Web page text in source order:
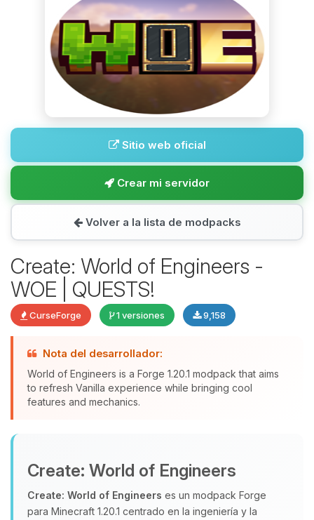
Sitio web oficial
Crear mi servidor
Volver a la lista de modpacks
Create: World of Engineers -
WOE | QUESTS!
CurseForge 1 versiones 9,158
Nota del desarrollador:
World of Engineers is a Forge 1.20.1 modpack that aims
to refresh Vanilla experience while bringing cool
features and mechanics.
Create: World of Engineers
Create: World of Engineers es un modpack Forge
para Minecraft 1.20.1 centrado en la ingeniería y la
hablar! Soy Choupy, tu pequeno
asistente de BoxToPlay. Cuentame
que necesitas y moveré mis
pequenos circuitos para ayudarte.